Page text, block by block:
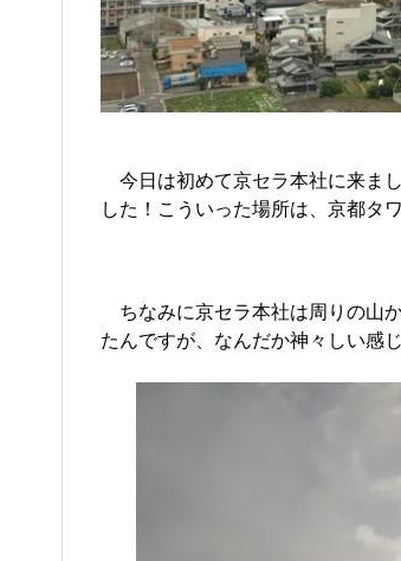
今日は初めて京セラ本社に来ま
した！こういった場所は、京都タ
ちなみに京セラ本社は周りの山
たんですが、なんだか神々しい感